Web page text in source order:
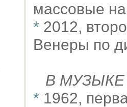
массовые
* 2012,
Венеры по
В МУЗЫКЕ
* 1962,